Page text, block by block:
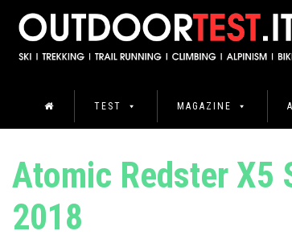
TEST MAGAZINE
Atomic Redster X5
2018